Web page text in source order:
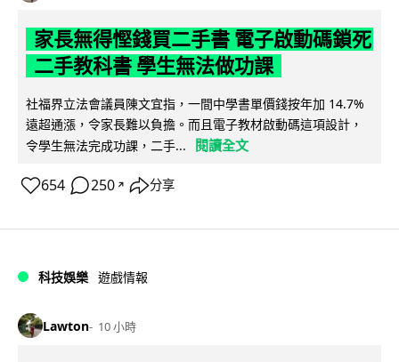
家長無得慳錢買二手書 電子啟動碼鎖死
二手教科書 學生無法做功課
社福界立法會議員陳文宜指，一間中學書單價錢按年加 14.7%
遠超通漲，令家長難以負擔。而且電子教材啟動碼這項設計，
令學生無法完成功課，二手...
閱讀全文
654 250 ↗ 分享
科技娛樂 遊戲情報
Lawton 10 小時